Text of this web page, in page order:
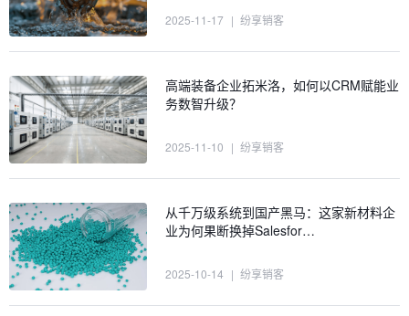
2025-11-17 | 纷享销客
高端装备企业拓米洛，如何以CRM赋能业
务数智升级？
2025-11-10 | 纷享销客
从千万级系统到国产黑马：这家新材料企
业为何果断换掉Salesfor…
2025-10-14 | 纷享销客